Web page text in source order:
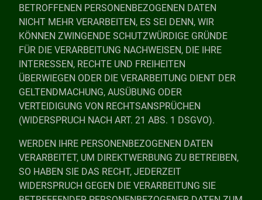
BETROFFENEN PERSONENBEZOGENEN DATEN
NICHT MEHR VERARBEITEN, ES SEI DENN, WIR
KÖNNEN ZWINGENDE SCHUTZWÜRDIGE GRÜNDE
FÜR DIE VERARBEITUNG NACHWEISEN, DIE IHRE
INTERESSEN, RECHTE UND FREIHEITEN
ÜBERWIEGEN ODER DIE VERARBEITUNG DIENT DER
GELTENDMACHUNG, AUSÜBUNG ODER
VERTEIDIGUNG VON RECHTSANSPRÜCHEN
(WIDERSPRUCH NACH ART. 21 ABS. 1 DSGVO).
WERDEN IHRE PERSONENBEZOGENEN DATEN
VERARBEITET, UM DIREKTWERBUNG ZU BETREIBEN,
SO HABEN SIE DAS RECHT, JEDERZEIT
WIDERSPRUCH GEGEN DIE VERARBEITUNG SIE